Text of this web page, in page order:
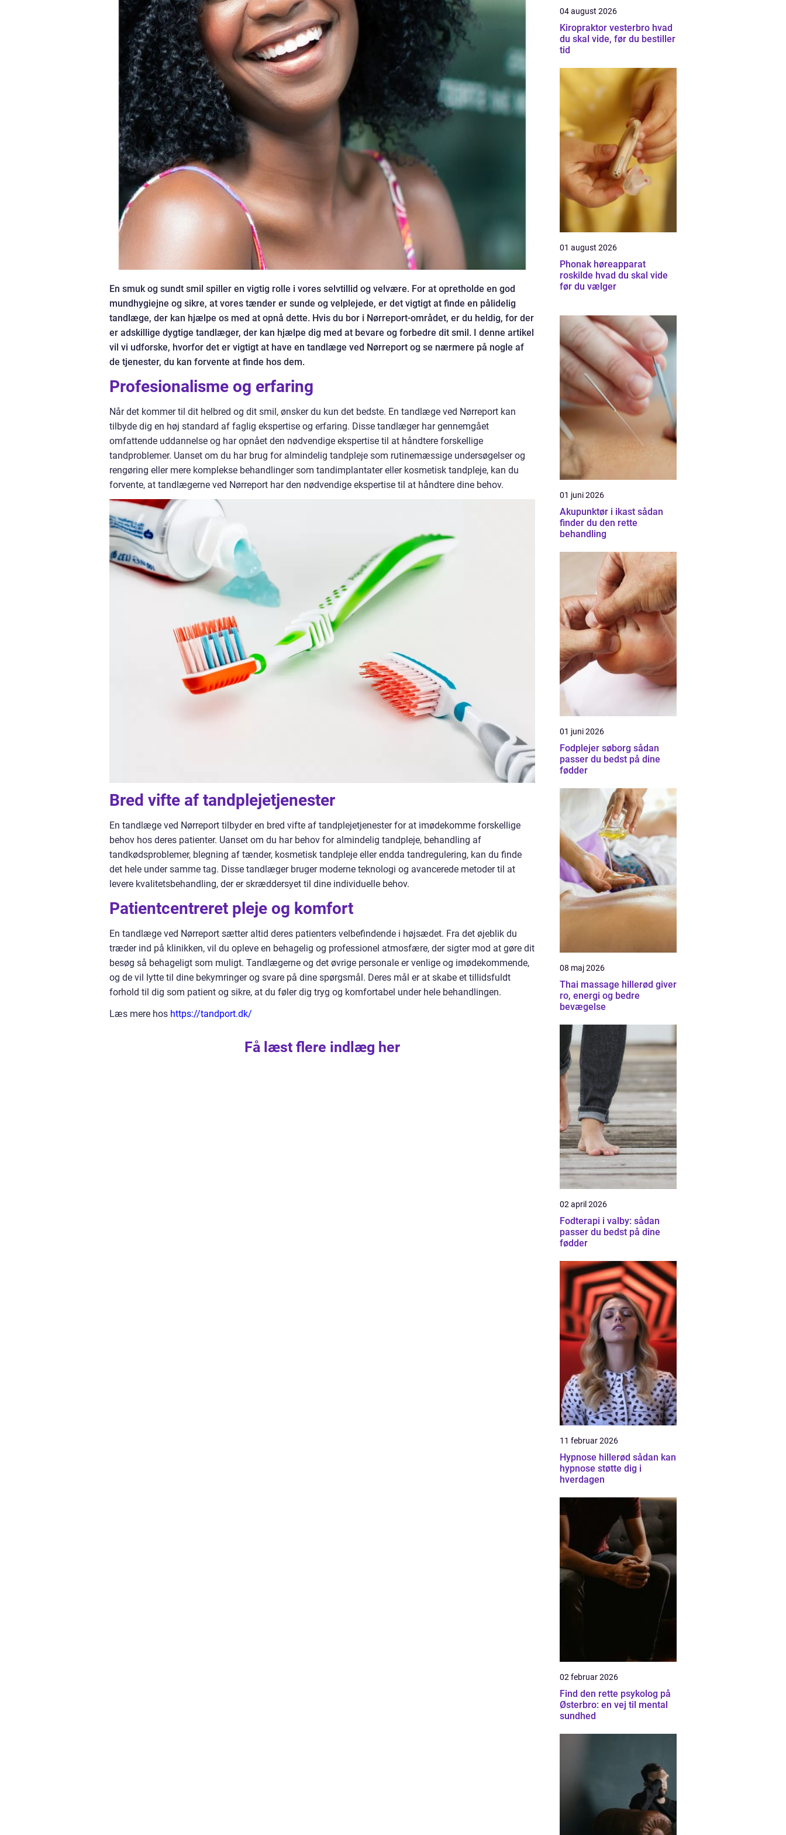
En smuk og sundt smil spiller en vigtig rolle i vores selvtillid og velvære. For at opretholde en god
mundhygiejne og sikre, at vores tænder er sunde og velplejede, er det vigtigt at finde en pålidelig
tandlæge, der kan hjælpe os med at opnå dette. Hvis du bor i Nørreport-området, er du heldig, for der
er adskillige dygtige tandlæger, der kan hjælpe dig med at bevare og forbedre dit smil. I denne artikel
vil vi udforske, hvorfor det er vigtigt at have en tandlæge ved Nørreport og se nærmere på nogle af
de tjenester, du kan forvente at finde hos dem.
Profesionalisme og erfaring
Når det kommer til dit helbred og dit smil, ønsker du kun det bedste. En tandlæge ved Nørreport kan
tilbyde dig en høj standard af faglig ekspertise og erfaring. Disse tandlæger har gennemgået
omfattende uddannelse og har opnået den nødvendige ekspertise til at håndtere forskellige
tandproblemer. Uanset om du har brug for almindelig tandpleje som rutinemæssige undersøgelser og
rengøring eller mere komplekse behandlinger som tandimplantater eller kosmetisk tandpleje, kan du
forvente, at tandlægerne ved Nørreport har den nødvendige ekspertise til at håndtere dine behov.
Bred vifte af tandplejetjenester
En tandlæge ved Nørreport tilbyder en bred vifte af tandplejetjenester for at imødekomme forskellige
behov hos deres patienter. Uanset om du har behov for almindelig tandpleje, behandling af
tandkødsproblemer, blegning af tænder, kosmetisk tandpleje eller endda tandregulering, kan du finde
det hele under samme tag. Disse tandlæger bruger moderne teknologi og avancerede metoder til at
levere kvalitetsbehandling, der er skræddersyet til dine individuelle behov.
Patientcentreret pleje og komfort
En tandlæge ved Nørreport sætter altid deres patienters velbefindende i højsædet. Fra det øjeblik du
træder ind på klinikken, vil du opleve en behagelig og professionel atmosfære, der sigter mod at gøre dit
besøg så behageligt som muligt. Tandlægerne og det øvrige personale er venlige og imødekommende,
og de vil lytte til dine bekymringer og svare på dine spørgsmål. Deres mål er at skabe et tillidsfuldt
forhold til dig som patient og sikre, at du føler dig tryg og komfortabel under hele behandlingen.
Læs mere hos https://tandport.dk/
Få læst flere indlæg her
04 august 2026
Kiropraktor vesterbro hvad
du skal vide, før du bestiller
tid
01 august 2026
Phonak høreapparat
roskilde hvad du skal vide
før du vælger
01 juni 2026
Akupunktør i ikast sådan
finder du den rette
behandling
01 juni 2026
Fodplejer søborg sådan
passer du bedst på dine
fødder
08 maj 2026
Thai massage hillerød giver
ro, energi og bedre
bevægelse
02 april 2026
Fodterapi i valby: sådan
passer du bedst på dine
fødder
11 februar 2026
Hypnose hillerød sådan kan
hypnose støtte dig i
hverdagen
02 februar 2026
Find den rette psykolog på
Østerbro: en vej til mental
sundhed